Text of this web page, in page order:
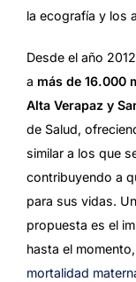
la ecografía y los
Desde el año
a más de 16.000
Alta Verapaz y
de Salud,
similar a los que
contribuyendo a
para sus vidas.
propuesta es el
hasta el
mortalidad